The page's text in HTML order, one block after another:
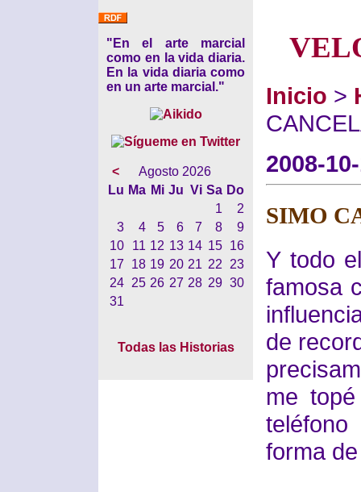
"En el arte marcial
como en la vida diaria.
En la vida diaria como
en un arte marcial."
<
Agosto 2026
Lu Ma Mi Ju Vi Sa Do
1
2
3
4 5 6 7 8
9
10
11 12 13 14 15
16
17
18 19 20 21 22
23
24
25 26 27 28 29 30
31
Todas las Historias
Inicio >
2008-
SIMO
Y todo
famosa
de
me
forma